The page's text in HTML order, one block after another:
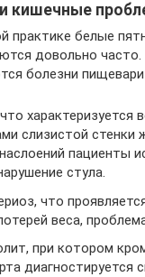
кишечные
практике белые
довольно
болезни
характеризуется
слизистой стенки
пациенты
стула.
что
веса,
при котором
диагностируется